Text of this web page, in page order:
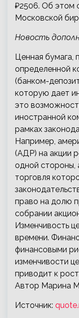
₽2506. Об этом
Московской
Новость
Ценная бумага,
определенной
(банком-
которую дает
это
иностранной
рамках
Например,
(АДР) на акции
одной стороны,
торговля
право на долю
собрании
Изменчивость
времени.
финансовыми
изменчивости
приводит к
Автор Марина
Источник: